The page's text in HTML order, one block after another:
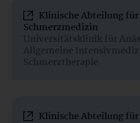
Klinische Abteilung für
Schmerzmedizin
Universitätsklinik für
Allgemeine
Schmerztherapie
Klinische Abteilung